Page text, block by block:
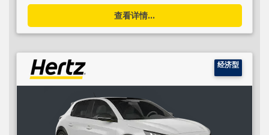
查看详情...
经济型